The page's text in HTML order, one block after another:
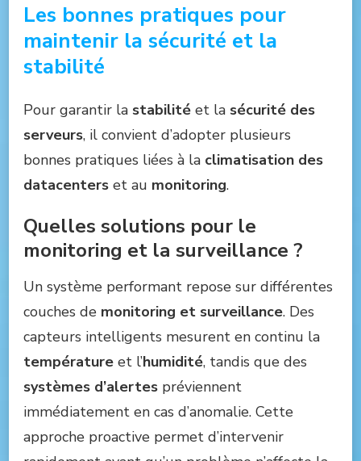
Les bonnes pratiques pour
maintenir la sécurité et la
stabilité
Pour garantir la stabilité et la sécurité des
serveurs, il convient d’adopter plusieurs
bonnes pratiques liées à la climatisation des
datacenters et au monitoring.
Quelles solutions pour le
monitoring et la surveillance ?
Un système performant repose sur différentes
couches de monitoring et surveillance. Des
capteurs intelligents mesurent en continu la
température et l’humidité, tandis que des
systèmes d’alertes préviennent
immédiatement en cas d’anomalie. Cette
approche proactive permet d’intervenir